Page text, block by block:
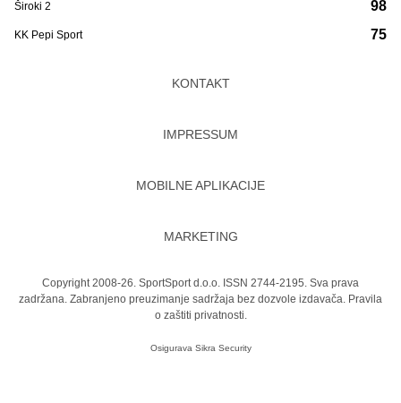
Široki 2
KK Pepi Sport
98
75
KONTAKT
IMPRESSUM
MOBILNE APLIKACIJE
MARKETING
Copyright 2008-26. SportSport d.o.o. ISSN 2744-2195. Sva prava
zadržana. Zabranjeno preuzimanje sadržaja bez dozvole izdavača. Pravila
o zaštiti privatnosti.
Osigurava Sikra Security